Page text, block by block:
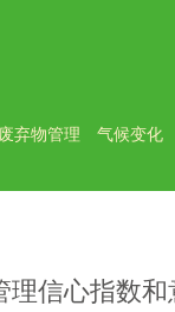
弃物管理 气候变化
信心指数